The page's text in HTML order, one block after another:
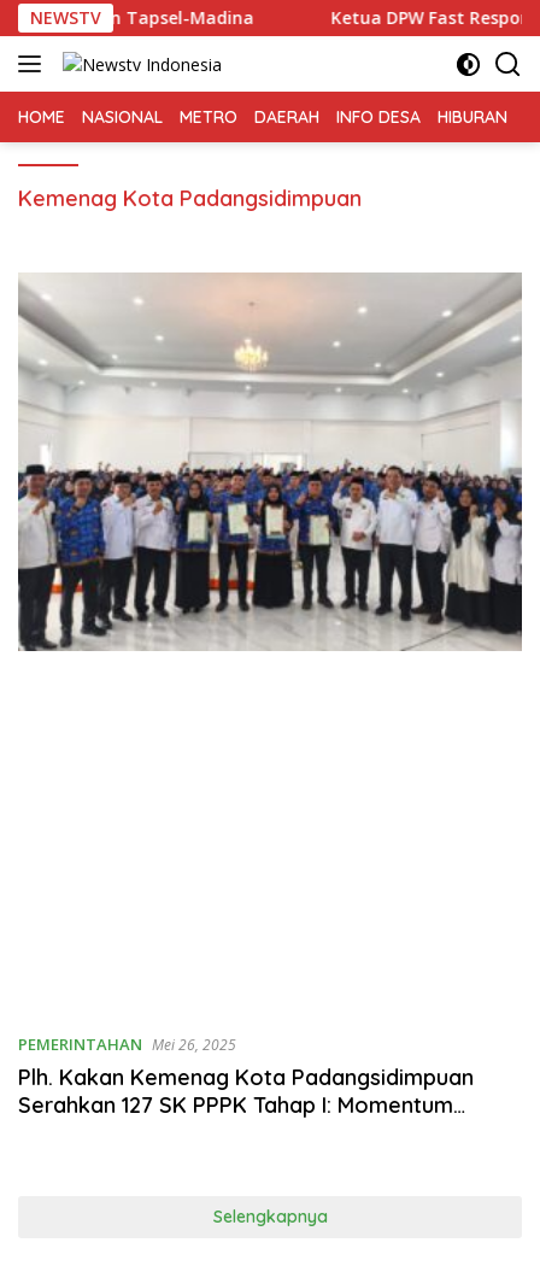
Langsung
ke
konten
NEWSTV
Tapsel-Madina Ketua DPW Fast Respon
HOME NASIONAL METRO DAERAH INFO DESA HIBURAN
Kemenag Kota Padangsidimpuan
PEMERINTAHAN Mei 26, 2025
Plh. Kakan Kemenag Kota Padangsidimpuan
Serahkan 127 SK PPPK Tahap I: Momentum
Selengkapnya